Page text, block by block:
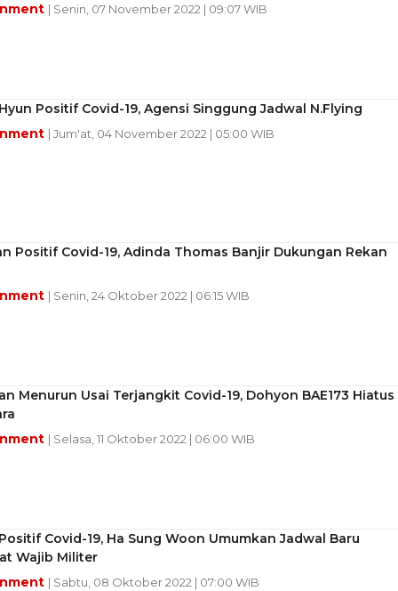
| Senin, 07 November 2022 | 09:07 WIB
Positif Covid-19, Agensi Singgung Jadwal N.Flying
| Jum'at, 04 November 2022 | 05:00 WIB
Positif Covid-19, Adinda Thomas Banjir Dukungan Rekan
| Senin, 24 Oktober 2022 | 06:15 WIB
Menurun Usai Terjangkit Covid-19, Dohyon BAE173 Hiatus
| Selasa, 11 Oktober 2022 | 06:00 WIB
Covid-19, Ha Sung Woon Umumkan Jadwal Baru
Wajib Militer
| Sabtu, 08 Oktober 2022 | 07:00 WIB